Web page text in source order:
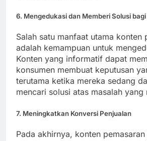
6. Mengedukasi dan Memberi Solusi
Salah satu manfaat utama konten
adalah kemampuan untuk
Konten yang informatif dapat
konsumen membuat keputusan
terutama ketika mereka sedang
mencari solusi atas masalah yang
7. Meningkatkan Konversi Penjualan
Pada akhirnya, konten